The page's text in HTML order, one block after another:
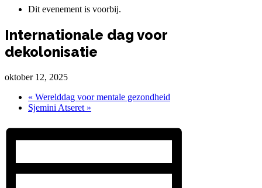
Dit evenement is voorbij.
Internationale dag voor
dekolonisatie
oktober 12, 2025
« Werelddag voor mentale gezondheid
Sjemini Atseret »